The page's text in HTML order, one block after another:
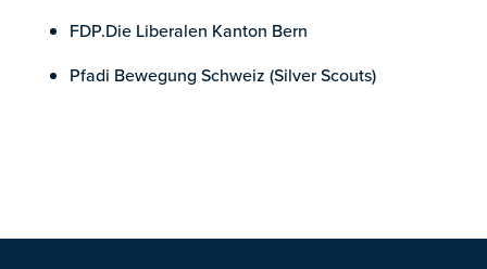
FDP.Die Liberalen Kanton Bern
Pfadi Bewegung Schweiz (Silver Scouts)